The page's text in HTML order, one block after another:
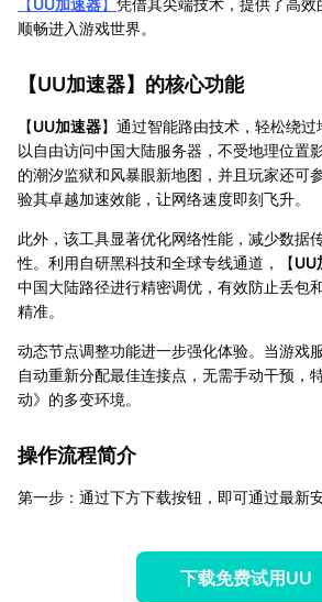
顺畅进入游戏世界。
【UU加速器】的核心功能
【UU加速器】通过智能路由技术，轻松绕
以自由访问中国大陆服务器，不受地理位置
的潮汐监狱和风暴眼新地图，并且玩家还可
验其卓越加速效能，让网络速度即刻飞升。
此外，该工具显著优化网络性能，减少数据
性。利用自研黑科技和全球专线通道，【UU
中国大陆路径进行精密调优，有效防止丢包
精准。
动态节点调整功能进一步强化体验。当游戏
自动重新分配最佳连接点，无需手动干预，
动》的多变环境。
操作流程简介
第一步：通过下方下载按钮，即可通过最新
下载免费试用UU